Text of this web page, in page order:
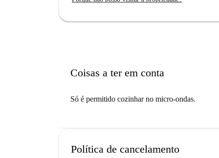
Coisas a ter em conta
Só é permitido cozinhar no micro-ondas.
Política de cancelamento